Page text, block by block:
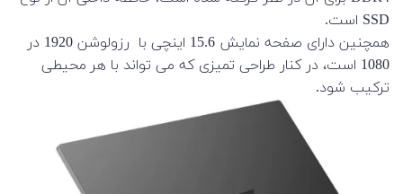
SSD است.
همچنین دارای صفحه نمایش 15.6 اینچی با رزولوشن 1920 در
1080 است، در کنار طراحی تمیزی که می تواند با هر محیطی
ترکیب شود.